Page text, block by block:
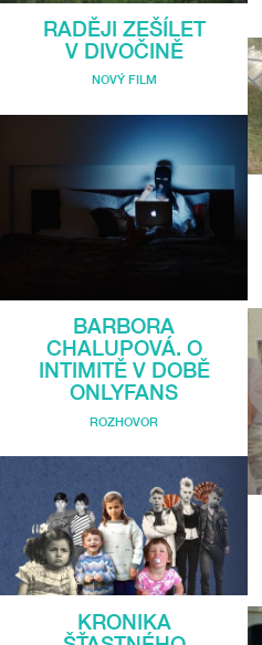
RADĚJI ZEŠÍLET
V DIVOČINĚ
NOVÝ FILM
BARBORA
CHALUPOVÁ. O
INTIMITĚ V DOBĚ
ONLYFANS
ROZHOVOR
KRONIKA